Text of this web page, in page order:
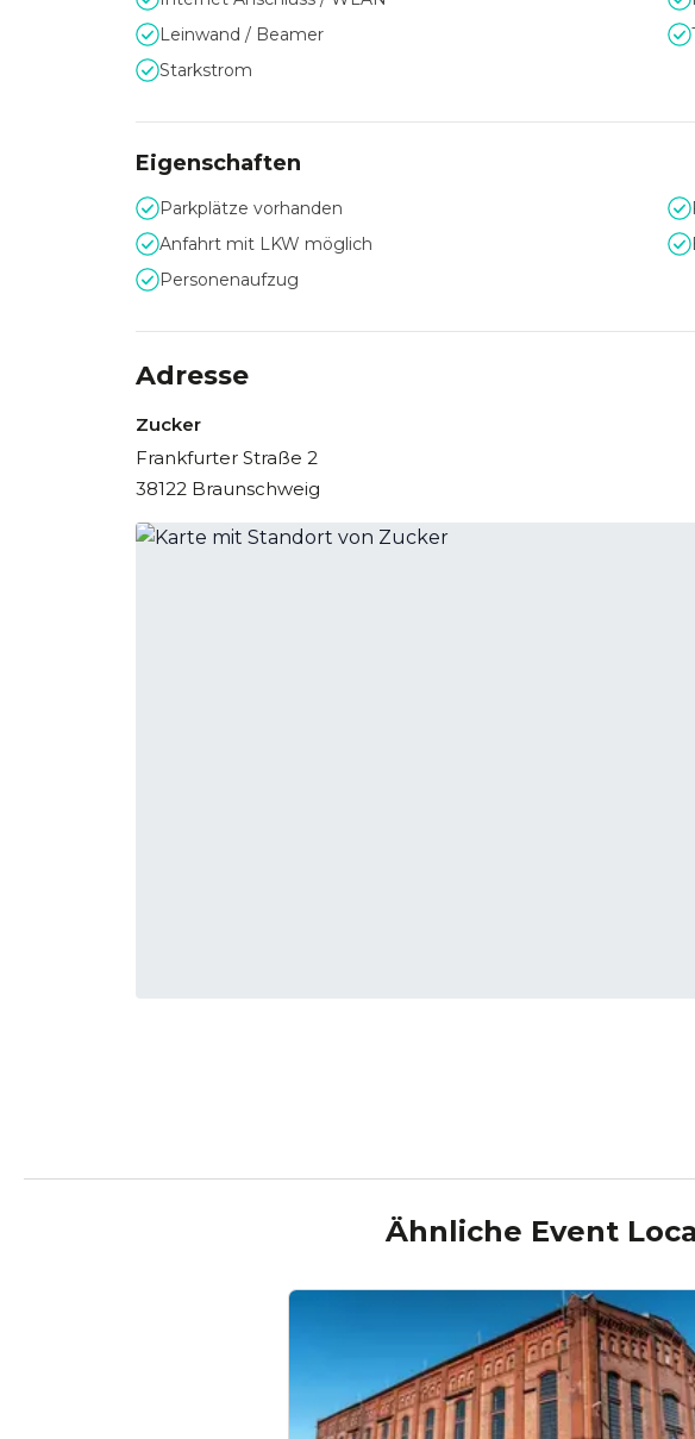
Leinwand / Beamer
Starkstrom
Eigenschaften
Parkplätze vorhanden
Anfahrt mit LKW möglich
Personenaufzug
Adresse
Zucker
Frankfurter Straße 2
38122 Braunschweig
Ähnliche Event